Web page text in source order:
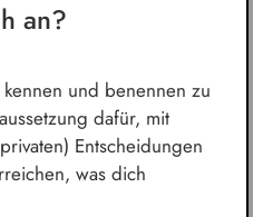
an?
und benennen zu
dafür, mit
Entscheidungen
was dich